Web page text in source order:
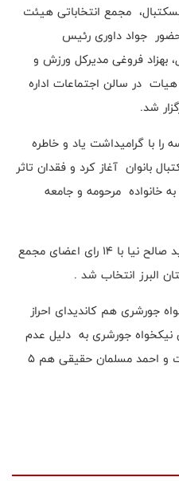
مجمع انتخاباتی هیئت
حضور جواد داوری رئیس
بهزاد فروغی مدیرکل ورزش و
در سالن اجتماعات اداره
شد.
با گرامیداشت یاد و خاطره
بانوان آغاز کرد و فقدان تاثر
به خانواده مرحومه و جامعه
در این مجمع انتخاباتی، محمد سعید صالح نیا با ۱۴ رای اعضای مجمع
البرز انتخاب شد .
جورشری هم کاندیدای احراز
جورشری به دلیل عدم
حضور در مجمع از انتخابات کنار رفت و احمد مسلمان حقیقی هم ۵